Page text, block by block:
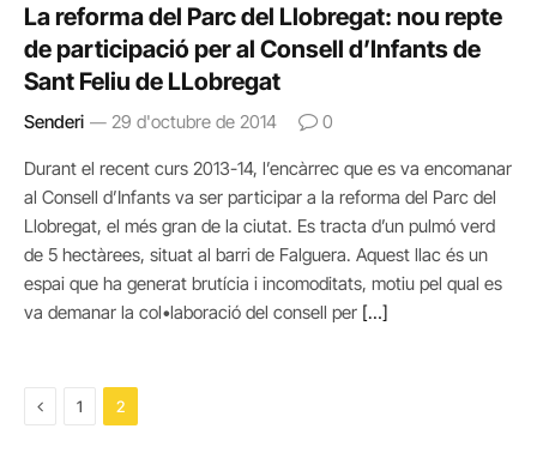
La reforma del Parc del Llobregat: nou repte
de participació per al Consell d’Infants de
Sant Feliu de LLobregat
Senderi 29 d'octubre de 2014 0
Durant el recent curs 2013-14, l’encàrrec que es va encomanar
al Consell d’Infants va ser participar a la reforma del Parc del
Llobregat, el més gran de la ciutat. Es tracta d’un pulmó verd
de 5 hectàrees, situat al barri de Falguera. Aquest llac és un
espai que ha generat brutícia i incomoditats, motiu pel qual es
va demanar la col•laboració del consell per […]
Previous
1 2